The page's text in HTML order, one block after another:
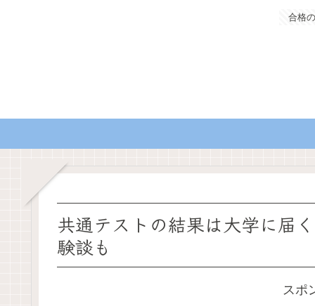
合格
共通テストの結果は大学に届
験談も
スポ